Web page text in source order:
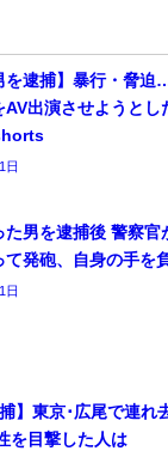
を逮捕】暴行・脅迫
AV出演させようとし
日
た男を逮捕後 警察官
て発砲、自身の手を
日
】東京･広尾で連れ
を目撃した人は